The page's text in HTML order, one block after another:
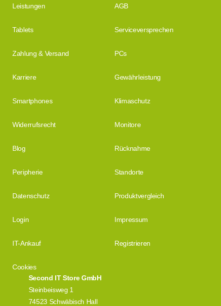
Second IT Store GmbH
Steinbeisweg 1
74523 Schwäbisch Hall
Leistungen AGB
Tablets Serviceversprechen
Zahlung & Versand PCs
Karriere Gewährleistung
Smartphones Klimaschutz
Widerrufsrecht Monitore
Blog Rücknahme
Peripherie Standorte
Datenschutz Produktvergleich
Login Impressum
IT-Ankauf Registrieren
Cookies